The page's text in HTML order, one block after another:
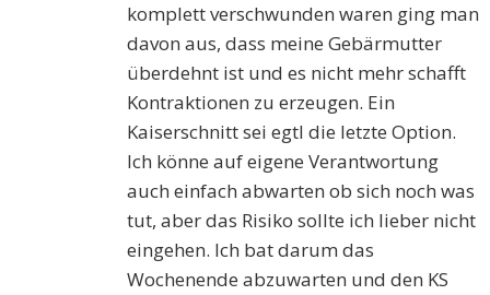
komplett verschwunden waren ging man
davon aus, dass meine Gebärmutter
überdehnt ist und es nicht mehr schafft
Kontraktionen zu erzeugen. Ein
Kaiserschnitt sei egtl die letzte Option.
Ich könne auf eigene Verantwortung
auch einfach abwarten ob sich noch was
tut, aber das Risiko sollte ich lieber nicht
eingehen. Ich bat darum das
Wochenende abzuwarten und den KS